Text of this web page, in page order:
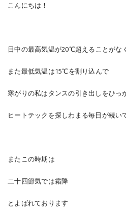
こんにちは！
日中の最高気温が20℃超えることがな
また最低気温は15℃を割り込んで
寒がりの私はタンスの引き出しをひっ
ヒートテックを探しわまる毎日が続い
またこの時期は
二十四節気では霜降
とよばれております